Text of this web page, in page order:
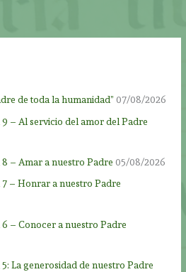
de toda la humanidad” 07/08/2026
– Al servicio del amor del Padre
– Amar a nuestro Padre 05/08/2026
– Honrar a nuestro Padre
– Conocer a nuestro Padre
La generosidad de nuestro Padre